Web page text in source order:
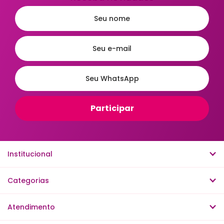
Ordenar
A - Z Z - A Menor Preço
Maior Preço
Mais Vendidos
Mais Relevantes
Institucional
Categorias
Atendimento